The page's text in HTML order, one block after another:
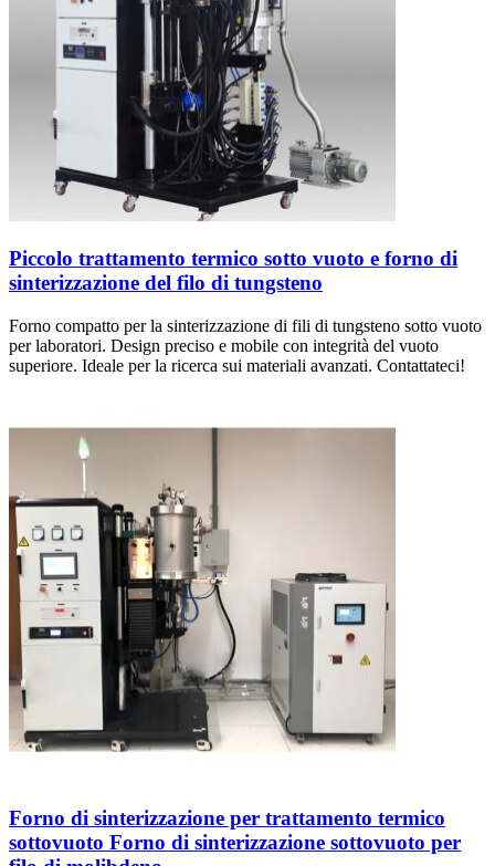
Piccolo trattamento termico sotto vuoto e forno di
sinterizzazione del filo di tungsteno
Forno compatto per la sinterizzazione di fili di tungsteno sotto vuoto
per laboratori. Design preciso e mobile con integrità del vuoto
superiore. Ideale per la ricerca sui materiali avanzati. Contattateci!
Forno di sinterizzazione per trattamento termico
sottovuoto Forno di sinterizzazione sottovuoto per